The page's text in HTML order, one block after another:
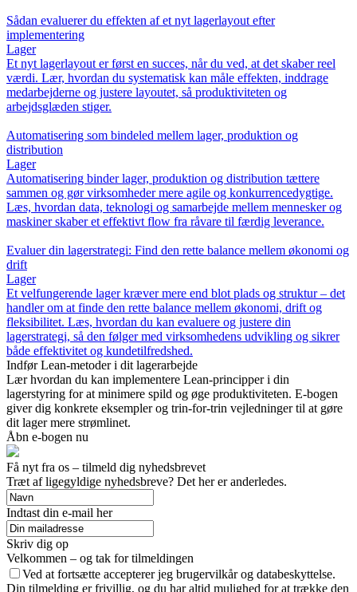
Sådan evaluerer du effekten af et nyt lagerlayout efter
implementering
Lager
Et nyt lagerlayout er først en succes, når du ved, at det skaber reel
værdi. Lær, hvordan du systematisk kan måle effekten, inddrage
medarbejderne og justere layoutet, så produktiviteten og
arbejdsglæden stiger.
Automatisering som bindeled mellem lager, produktion og
distribution
Lager
Automatisering binder lager, produktion og distribution tættere
sammen og gør virksomheder mere agile og konkurrencedygtige.
Læs, hvordan data, teknologi og samarbejde mellem mennesker og
maskiner skaber et effektivt flow fra råvare til færdig leverance.
Evaluer din lagerstrategi: Find den rette balance mellem økonomi og
drift
Lager
Et velfungerende lager kræver mere end blot plads og struktur – det
handler om at finde den rette balance mellem økonomi, drift og
fleksibilitet. Læs, hvordan du kan evaluere og justere din
lagerstrategi, så den følger med virksomhedens udvikling og sikrer
både effektivitet og kundetilfredshed.
Indfør Lean-metoder i dit lagerarbejde
Lær hvordan du kan implementere Lean-principper i din
lagerstyring for at minimere spild og øge produktiviteten. E-bogen
giver dig konkrete eksempler og trin-for-trin vejledninger til at gøre
dit lager mere strømlinet.
Åbn e-bogen nu
Få nyt fra os – tilmeld dig nyhedsbrevet
Træt af ligegyldige nyhedsbreve? Det her er anderledes.
Indtast din e-mail her
Skriv dig op
Velkommen – og tak for tilmeldingen
Ved at fortsætte accepterer jeg brugervilkår og databeskyttelse.
Din tilmelding er frivillig, og du har altid mulighed for at trække den